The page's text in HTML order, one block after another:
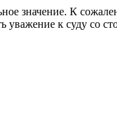
значение. К
к суду со